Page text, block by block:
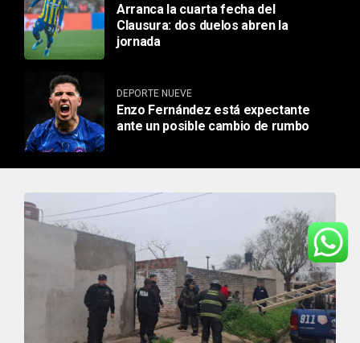
Arranca la cuarta fecha del
Clausura: dos duelos abren la
jornada
DEPORTE NUEVE
Enzo Fernández está expectante
ante un posible cambio de rumbo